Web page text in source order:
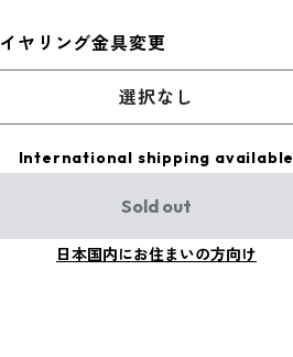
ヤリング金具変更
選択なし
International shipping available
Sold out
日本国内にお住まいの方向け